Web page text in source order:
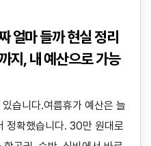
얼마 들까 현실 정리
지, 내 예산으로 가능
습니다.여름휴가 예산은 늘
정확했습니다. 30만 원대로